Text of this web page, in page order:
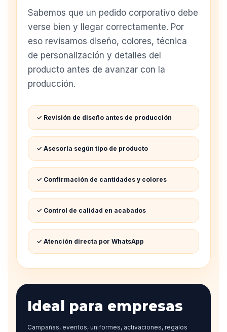
Sabemos que un pedido corporativo debe
verse bien y llegar correctamente. Por
eso revisamos diseño, colores, técnica
de personalización y detalles del
producto antes de avanzar con la
producción.
✓ Revisión de diseño antes de producción
✓ Asesoría según tipo de producto
✓ Confirmación de cantidades y colores
✓ Control de calidad en acabados
✓ Atención directa por WhatsApp
Ideal para empresas
Campañas, eventos, uniformes, activaciones, regalos